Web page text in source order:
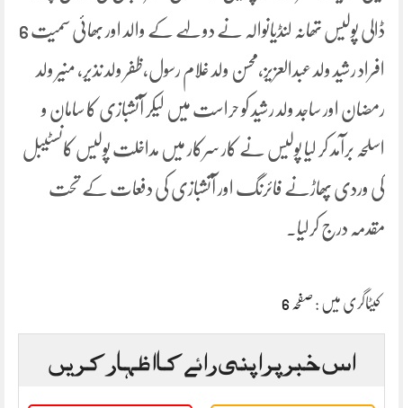
ڈالی پولیس تھانہ لنڈیانوالہ نے دولہے کے والد اور بھائی سمیت 6
افراد رشید ولد عبدالعزیز،محسن ولد غلام رسول،ظفر ولد نذیر، منیر ولد
رمضان اور ساجد ولد رشید کو حراست میں لیکر آتشبازی کا سامان و
اسلحہ برآمد کر لیا پولیس نے کار سرکار میں مداخلت پولیس کانسٹیبل
کی وردی پھاڑنے فائرنگ اور آتشبازی کی دفعات کے تحت
مقدمہ درج کرلیا۔
کیٹاگری میں : صفحہ 6
اس خبر پر اپنی رائے کا اظہار کریں